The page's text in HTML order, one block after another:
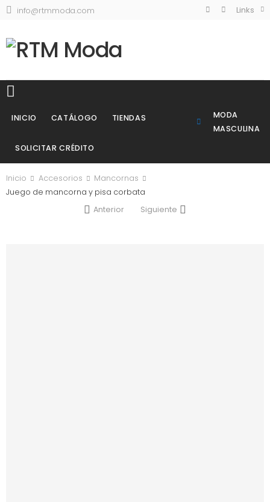
info@rtmmoda.com Links
INICIO CATÁLOGO TIENDAS
SOLICITAR CRÉDITO
MODA
MASCULINA
Inicio Accesorios
Mancornas
Juego de mancorna y pisa corbata
Anterior
Siguiente